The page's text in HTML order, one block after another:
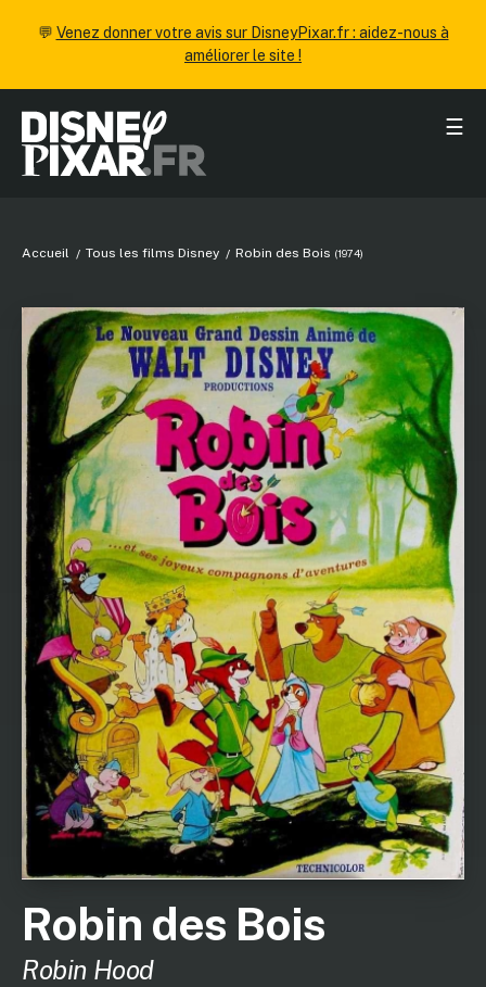
💬 Venez donner votre avis sur DisneyPixar.fr : aidez-nous à
améliorer le site !
☰
Accueil Tous les films Disney Robin des Bois (1974)
Robin des Bois
Robin Hood